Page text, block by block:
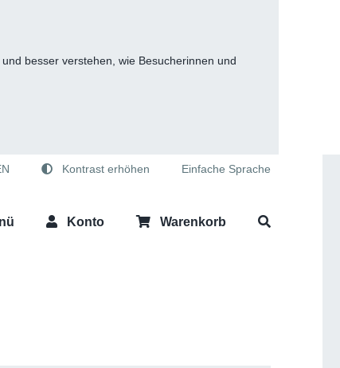
besser verstehen, wie Besucherinnen und
Kontrast erhöhen Einfache Sprache
Konto Warenkorb